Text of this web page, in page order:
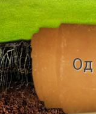
Од